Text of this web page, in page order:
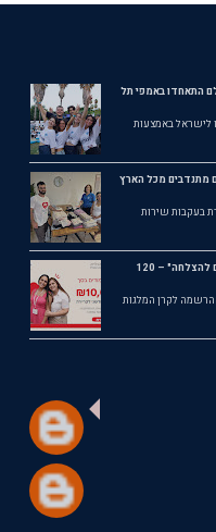
מרחבי העולם התאחדו באמפי תל
לישראל באמצעות
מתנדבים מכל הארץ
בעקבות שירות
בנק הפועלים פותח את ההרשמה לקרן המלגות "פועלים להצלחה" – 120
לקרן המלגות